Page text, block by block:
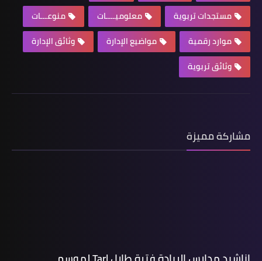
مستجدات تربوية
معلوميــــات
منوعـــات
موارد رقمية
مواضيع الإدارة
وثائق الإدارة
وثائق تربوية
مشاركة مميزة